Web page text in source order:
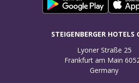
STEIGENBERGER
Germany